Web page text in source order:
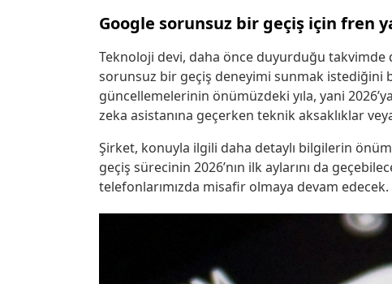
Google sorunsuz bir geçiş için fren
Teknoloji devi, daha önce duyurduğu
sorunsuz bir geçiş deneyimi sunmak istediğini
güncellemelerinin önümüzdeki yıla, yani
zeka asistanına geçerken teknik aksaklıklar
Şirket, konuyla ilgili daha detaylı bilgilerin
geçiş sürecinin 2026’nın ilk aylarını da
telefonlarımızda misafir olmaya devam edecek.